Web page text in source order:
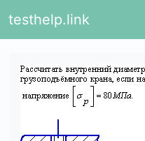
testhelp.link